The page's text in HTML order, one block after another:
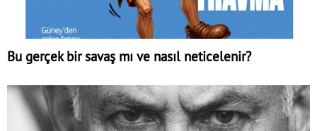
Bu gerçek bir savaş mı ve nasıl neticelenir?